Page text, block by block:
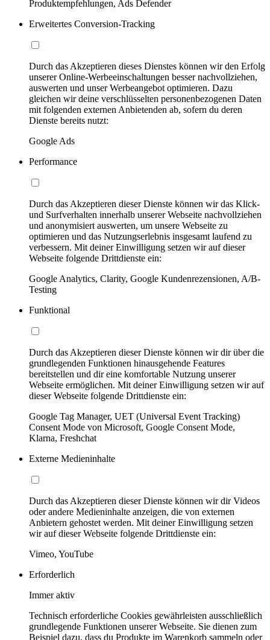
Produktempfehlungen, Ads Defender
Erweitertes Conversion-Tracking
Durch das Akzeptieren dieses Dienstes können wir den Erfolg
unserer Online-Werbeeinschaltungen besser nachvollziehen,
auswerten und unser Werbeangebot optimieren. Dazu
gleichen wir deine verschlüsselten personenbezogenen Daten
mit folgenden externen Anbietenden ab, sofern du deren
Dienste bereits nutzt:
Google Ads
Performance
Durch das Akzeptieren dieser Dienste können wir das Klick-
und Surfverhalten innerhalb unserer Webseite nachvollziehen
und anonymisiert auswerten, um unsere Webseite zu
optimieren und das Nutzungserlebnis insgesamt laufend zu
verbessern. Mit deiner Einwilligung setzen wir auf dieser
Webseite folgende Drittdienste ein:
Google Analytics, Clarity, Google Kundenrezensionen, A/B-
Testing
Funktional
Durch das Akzeptieren dieser Dienste können wir dir über die
grundlegenden Funktionen hinausgehende Features
bereitstellen und dir eine komfortable Nutzung unserer
Webseite ermöglichen. Mit deiner Einwilligung setzen wir auf
dieser Webseite folgende Drittdienste ein:
Google Tag Manager, UET (Universal Event Tracking)
Consent Mode von Microsoft, Google Consent Mode,
Klarna, Freshchat
Externe Medieninhalte
Durch das Akzeptieren dieser Dienste können wir dir Videos
oder andere Medieninhalte anzeigen, die von externen
Anbietern gehostet werden. Mit deiner Einwilligung setzen
wir auf dieser Webseite folgende Drittdienste ein:
Vimeo, YouTube
Erforderlich
Immer aktiv
Technisch erforderliche Cookies gewährleisten ausschließlich
grundlegende Funktionen unserer Webseite. Sie dienen zum
Beispiel dazu, dass du Produkte im Warenkorb sammeln oder